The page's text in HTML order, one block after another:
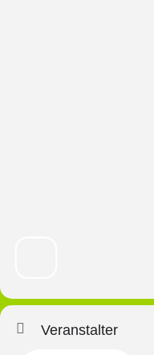
Veranstalter